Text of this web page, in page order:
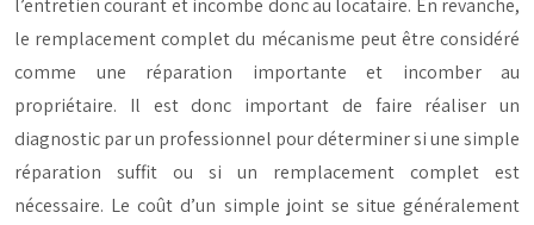
l’entretien courant et incombe donc au locataire. En revanche,
le remplacement complet du mécanisme peut être considéré
comme une réparation importante et incomber au
propriétaire. Il est donc important de faire réaliser un
diagnostic par un professionnel pour déterminer si une simple
réparation suffit ou si un remplacement complet est
nécessaire. Le coût d’un simple joint se situe généralement